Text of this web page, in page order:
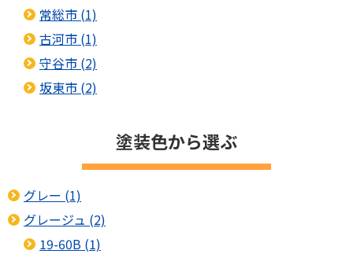
常総市 (1)
古河市 (1)
守谷市 (2)
坂東市 (2)
塗装色から選ぶ
グレー (1)
グレージュ (2)
19-60B (1)